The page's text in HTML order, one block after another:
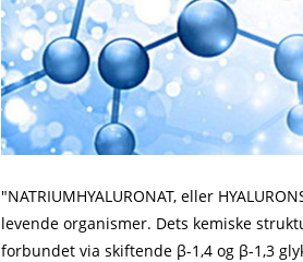
"NATRIUMHYALURONAT, eller
levende organismer. Dets kemiske
forbundet via skiftende β-1,4 og β-1,3